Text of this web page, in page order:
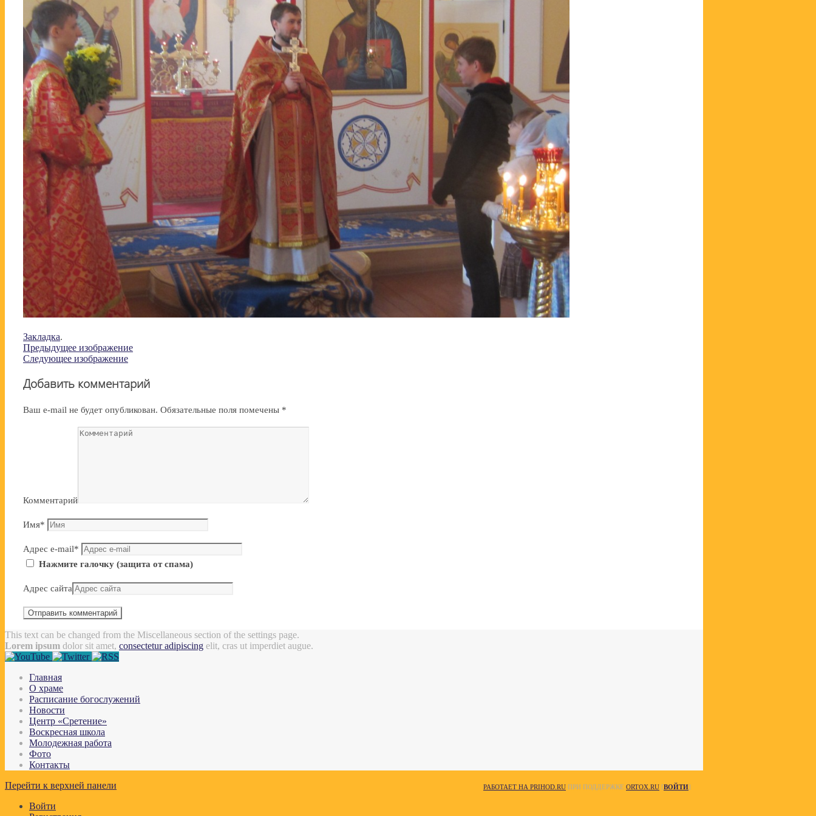
Закладка.
Предыдущее изображение
Следующее изображение
Добавить комментарий
Ваш e-mail не будет опубликован. Обязательные поля помечены *
Комментарий
Имя*
Адрес e-mail*
Нажмите галочку (защита от спама)
Адрес сайта
This text can be changed from the Miscellaneous section of the settings page.
Lorem ipsum dolor sit amet, consectetur adipiscing elit, cras ut imperdiet augue.
Главная
О храме
Расписание богослужений
Новости
Центр «Сретение»
Воскресная школа
Молодежная работа
Фото
Контакты
РАБОТАЕТ НА PRIHOD.RU ПРИ ПОДДЕРЖКЕ ORTOX.RU [ВОЙТИ]
Перейти к верхней панели
Войти